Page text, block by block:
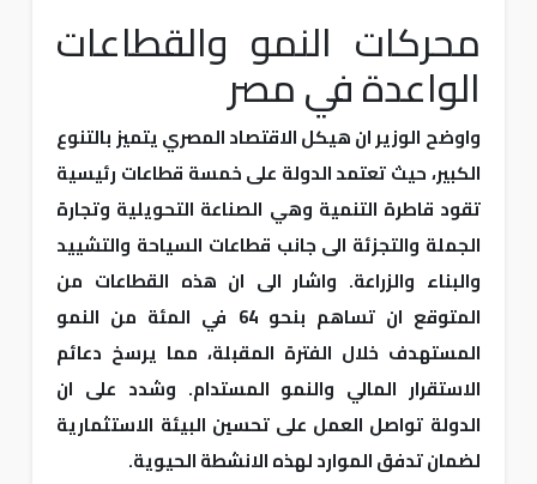
محركات النمو والقطاعات
الواعدة في مصر
واوضح الوزير ان هيكل الاقتصاد المصري يتميز بالتنوع
الكبير، حيث تعتمد الدولة على خمسة قطاعات رئيسية
تقود قاطرة التنمية وهي الصناعة التحويلية وتجارة
الجملة والتجزئة الى جانب قطاعات السياحة والتشييد
والبناء والزراعة. واشار الى ان هذه القطاعات من
المتوقع ان تساهم بنحو 64 في المئة من النمو
المستهدف خلال الفترة المقبلة، مما يرسخ دعائم
الاستقرار المالي والنمو المستدام. وشدد على ان
الدولة تواصل العمل على تحسين البيئة الاستثمارية
لضمان تدفق الموارد لهذه الانشطة الحيوية.